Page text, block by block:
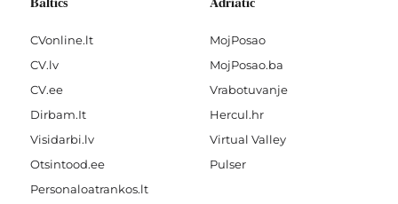
Baltics
CVonline.lt
CV.lv
CV.ee
Dirbam.It
Visidarbi.lv
Otsintood.ee
Personaloatrankos.lt
Adriatic
MojPosao
MojPosao.ba
Vrabotuvanje
Hercul.hr
Virtual Valley
Pulser